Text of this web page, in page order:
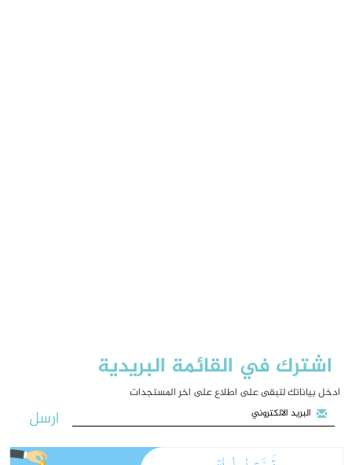
اشترك في القائمة البريدية
ادخل بياناتك لتبقى على اطلاع على اخر المستجدات
ارسل